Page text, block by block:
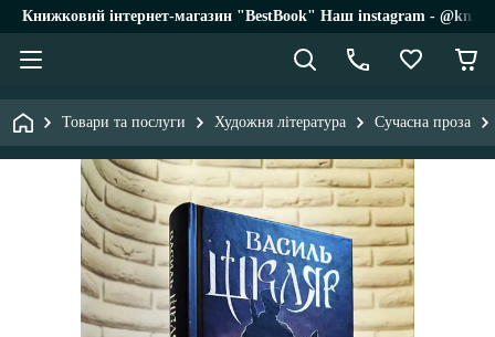
Книжковий інтернет-магазин "BestBook" Наш instagram -
Товари та послуги Художня література Сучасна проза